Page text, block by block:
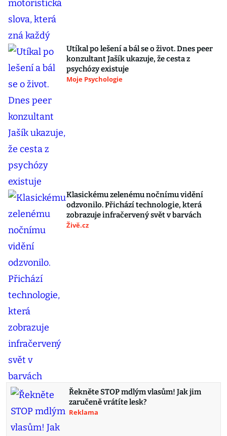
Utíkal po lešení a bál se o život. Dnes peer
konzultant Jašík ukazuje, že cesta z
psychózy existuje
Moje Psychologie
Klasickému zelenému nočnímu vidění
odzvonilo. Přichází technologie, která
zobrazuje infračervený svět v barvách
Živě.cz
Řekněte STOP mdlým vlasům! Jak jim
zaručeně vrátíte lesk?
Reklama